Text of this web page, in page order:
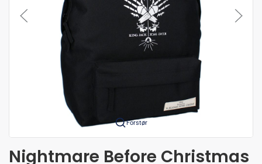
Forstør
Nightmare Before Christmas